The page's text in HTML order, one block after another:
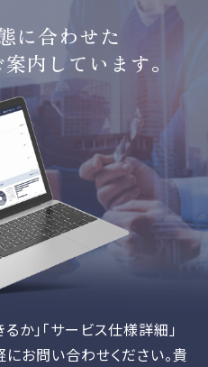
に合わせた
内しています。
か」「サービス仕様詳細」
お問い合わせください。貴